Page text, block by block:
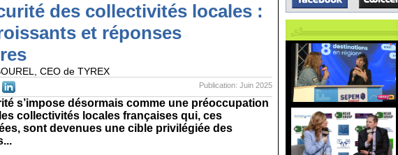
des collectivités locales :
et réponses
CEO de TYREX
Publication: Juin 2025
s’impose désormais comme une préoccupation
collectivités locales françaises qui, ces
sont devenues une cible privilégiée des